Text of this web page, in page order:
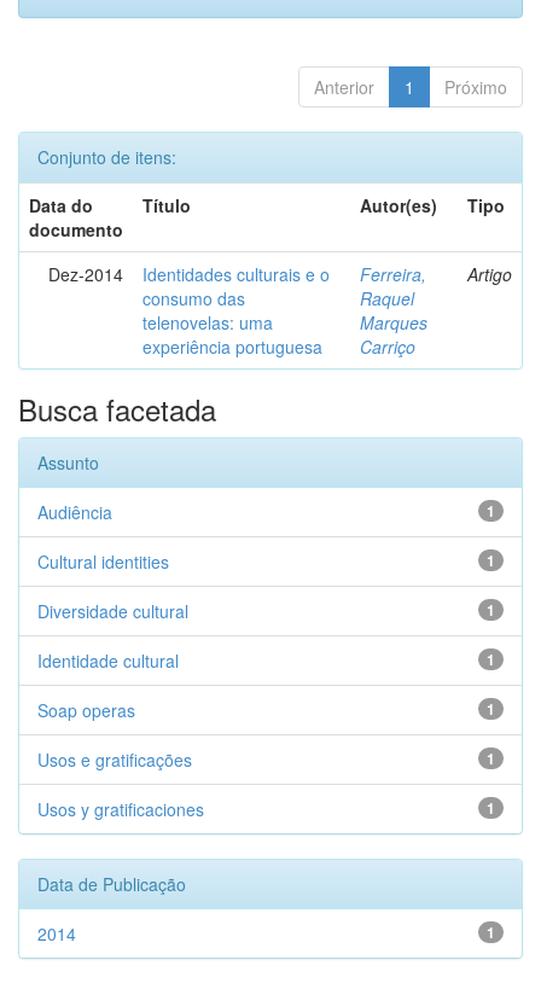
Anterior 1 Próximo
Conjunto de itens:
Data do
documento
Título Autor(es) Tipo
Dez-2014
Identidades culturais e o
consumo das
telenovelas: uma
experiência portuguesa
Ferreira,
Raquel
Marques
Carriço
Artigo
Busca facetada
Assunto
1
Audiência
1
Cultural identities
1
Diversidade cultural
1
Identidade cultural
1
Soap operas
1
Usos e gratificações
1
Usos y gratificaciones
Data de Publicação
1
2014